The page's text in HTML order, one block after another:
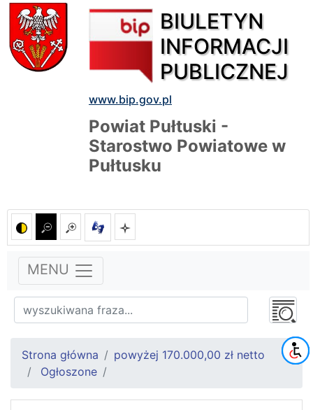
BIULETYN
INFORMACJI
PUBLICZNEJ
www.bip.gov.pl
Powiat Pułtuski -
Starostwo Powiatowe w
Pułtusku
MENU
Strona główna
powyżej 170.000,00 zł netto
Ogłoszone